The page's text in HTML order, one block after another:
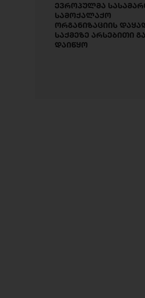
ევროპულმა
სამოქალაქო
ორგანიზაციის
საქმეზე არსებითი
დაიწყო